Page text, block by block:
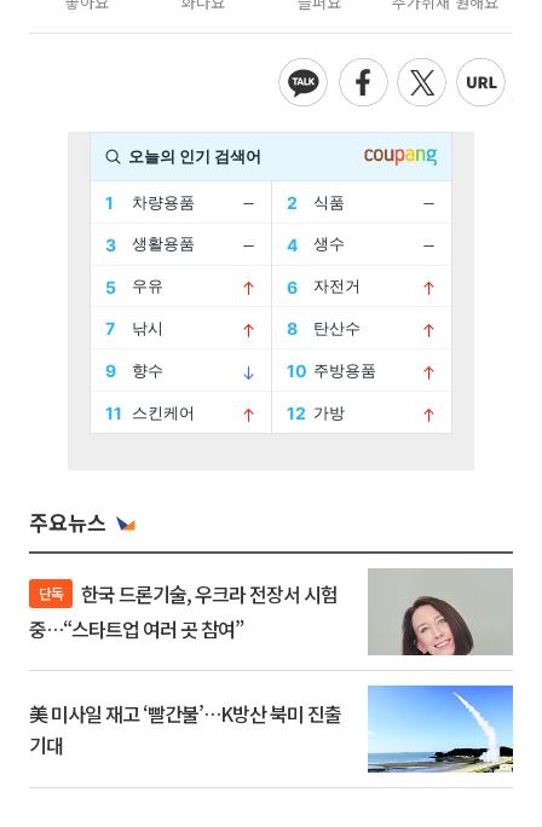
주요뉴스
단독
중…“스타트업 여러 곳 참여”
美 미사일 재고 ‘빨간불’…K방산 북미 진출
기대